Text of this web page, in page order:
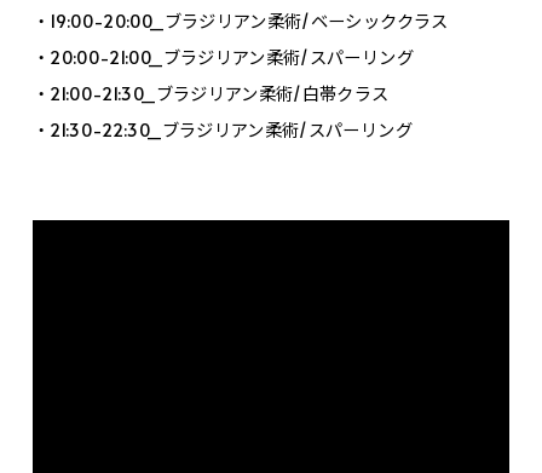
・19:00-20:00_ブラジリアン柔術/ベーシッククラス
・20:00-21:00_ブラジリアン柔術/スパーリング
・21:00-21:30_ブラジリアン柔術/白帯クラス
・21:30-22:30_ブラジリアン柔術/スパーリング